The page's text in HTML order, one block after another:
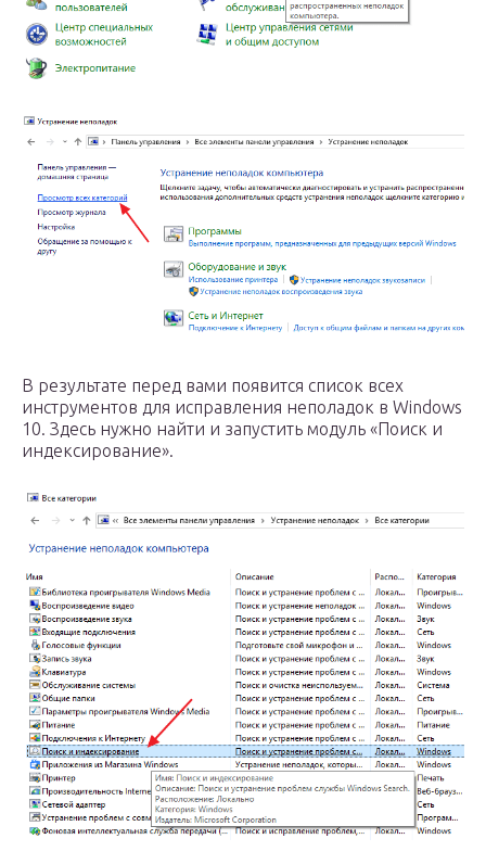
В результате перед вами появится список всех
инструментов для исправления неполадок в Windows
10. Здесь нужно найти и запустить модуль «Поиск и
индексирование».